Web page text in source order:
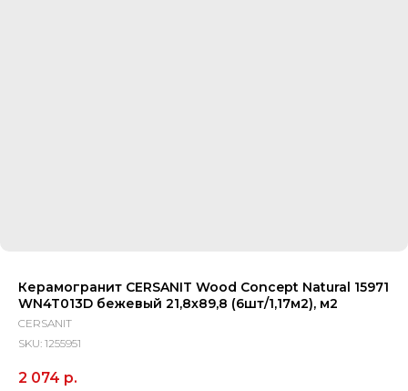
Керамогранит CERSANIT Wood Concept Natural 15971
WN4T013D бежевый 21,8х89,8 (6шт/1,17м2), м2
CERSANIT
SKU: 1255951
2 074 р.